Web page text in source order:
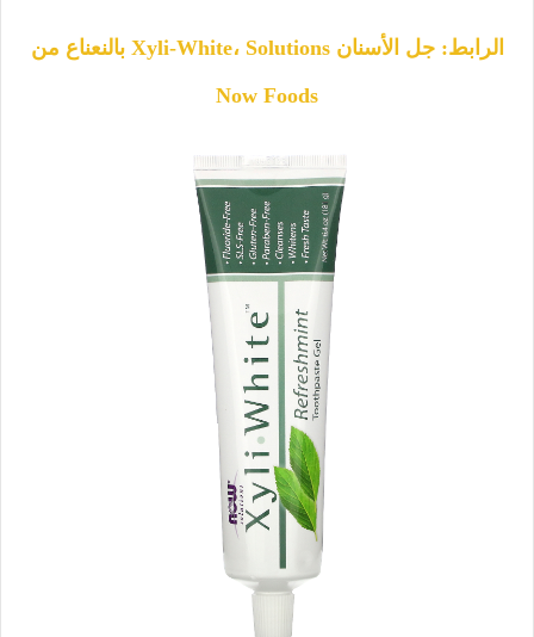
الرابط: جل الأسنان Xyli-White، Solutions بالنعناع من
Now Foods